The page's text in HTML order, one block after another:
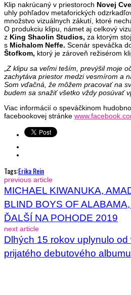
Klip nakrúcaný v priestoroch Novej
uhly pohľadov metaforických
množstvo vizuálnych zákutí, ktoré
O produkciu klipu, námet aj celkový
z King Shaolin Studios, za ktorým
s Michalom Neffe. Scenár speváčka
Štofkom, ktorý je zároveň režisérom
Z klipu sa veľmi teším, prevýšil moje
zachytáva priestor medzi vesmírom a
Som vďačná, že môžem pracovať na
budem sa snažiť všetko vždy posúvať
Viac informácií o speváčkinom
facebookovej stránke
Tags:Erika Rein
previous article
MICHAEL KIWANUKA,
BLIND BOYS OF
ĎALŠÍ NA POHODE 2019
next article
Dlhých 15 rokov uplynulo
prijatého debutového